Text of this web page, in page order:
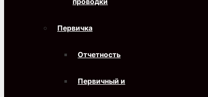
Первичка
Отчетность
Первичный и